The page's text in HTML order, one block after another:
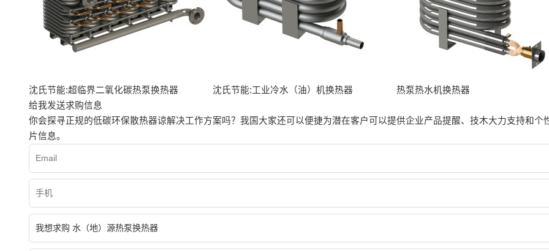
沈氏节能:超临界二氧化碳热泵换热器 沈氏节能:工业冷水（油）机换热器 热泵热水机换热器
给我发送求购信息
你会探寻正规的低碳环保散热器谅解决工作方案吗？我国大家还可以便捷为潜在客户可以提供企业产品提醒、技木大力支持和
片信息。